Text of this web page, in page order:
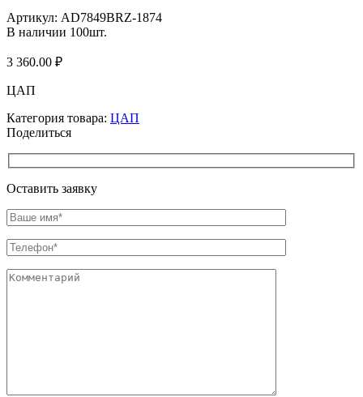
Артикул: AD7849BRZ-1874
В наличии 100шт.
3 360.00 ₽
ЦАП
Категория товара: ЦАП
Поделиться
Оставить заявку